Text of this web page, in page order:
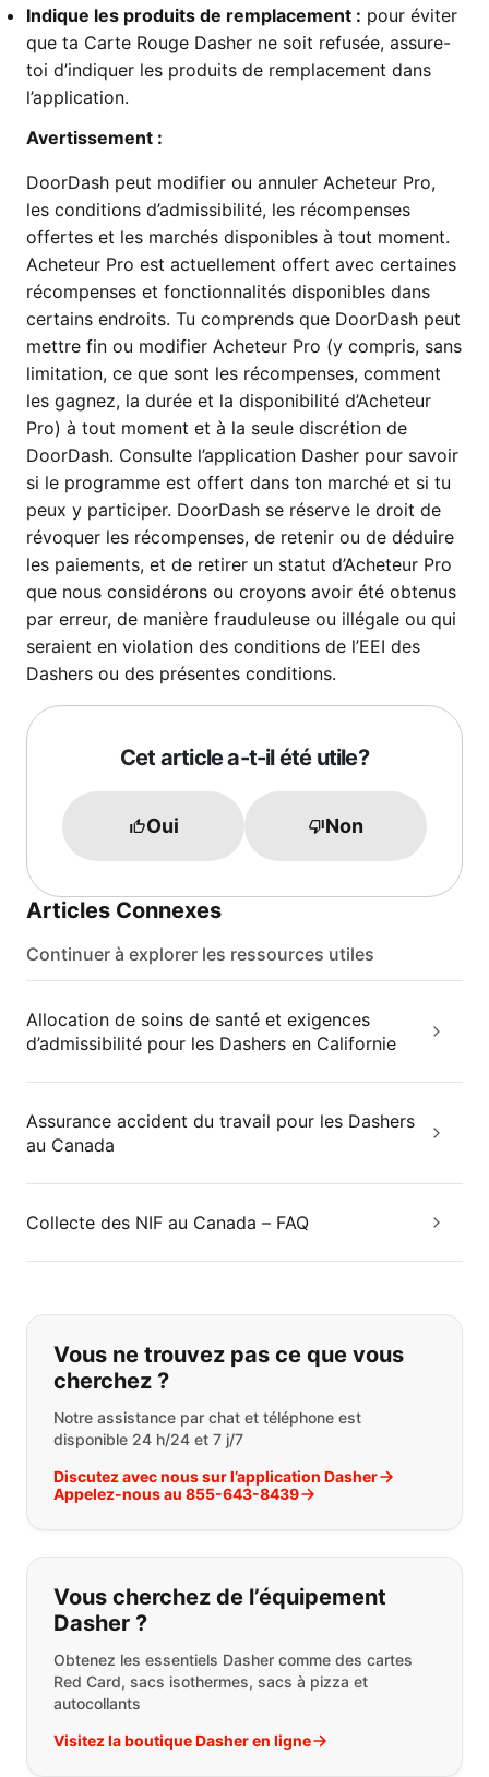
Indique les produits de remplacement : pour éviter
que ta Carte Rouge Dasher ne soit refusée, assure-
toi d’indiquer les produits de remplacement dans
l’application.
Avertissement :
DoorDash peut modifier ou annuler Acheteur Pro,
les conditions d’admissibilité, les récompenses
offertes et les marchés disponibles à tout moment.
Acheteur Pro est actuellement offert avec certaines
récompenses et fonctionnalités disponibles dans
certains endroits. Tu comprends que DoorDash peut
mettre fin ou modifier Acheteur Pro (y compris, sans
limitation, ce que sont les récompenses, comment
les gagnez, la durée et la disponibilité d’Acheteur
Pro) à tout moment et à la seule discrétion de
DoorDash. Consulte l’application Dasher pour savoir
si le programme est offert dans ton marché et si tu
peux y participer. DoorDash se réserve le droit de
révoquer les récompenses, de retenir ou de déduire
les paiements, et de retirer un statut d’Acheteur Pro
que nous considérons ou croyons avoir été obtenus
par erreur, de manière frauduleuse ou illégale ou qui
seraient en violation des conditions de l’EEI des
Dashers ou des présentes conditions.
Cet article a-t-il été utile?
Oui Non
Articles Connexes
Continuer à explorer les ressources utiles
Allocation de soins de santé et exigences
d’admissibilité pour les Dashers en Californie
Assurance accident du travail pour les Dashers
au Canada
Collecte des NIF au Canada – FAQ
Si vous ne trouvez pas ce que vous
Vous ne trouvez pas ce que vous
cherchez ?
Notre assistance par chat et téléphone est
disponible 24 h/24 et 7 j/7
Discutez avec nous sur l’application Dasher
Appelez-nous au 855-643-8439
Vous cherchez de l’équipement
Dasher ?
Obtenez les essentiels Dasher comme des cartes
Red Card, sacs isothermes, sacs à pizza et
autocollants
Visitez la boutique Dasher en ligne